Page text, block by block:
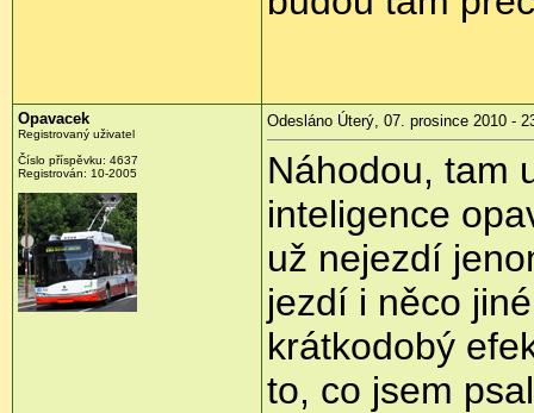
Opavacek
Registrovaný uživatel
Číslo příspěvku: 4637
Registrován: 10-2005
Odesláno Úterý, 07. prosince 2010 -
Náhodou, tam
inteligence
už nejezdí
jezdí i něco
krátkodobý
to, co jsem